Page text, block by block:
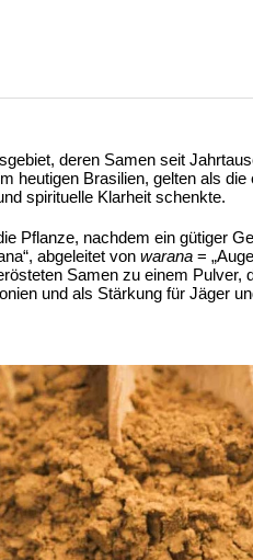
deren Samen seit
heutigen Brasilien, gelten als
spirituelle Klarheit schenkte.
Pflanze, nachdem ein gütiger
abgeleitet von warana =
Samen zu einem Pulver,
und als Stärkung für Jäger